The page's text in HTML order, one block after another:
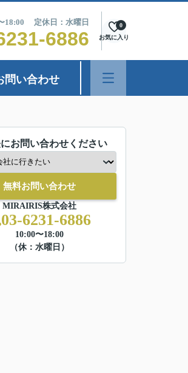
18:00 定休日：水曜日
6886 お気に入り
0
問い合わせ
お問い合わせください
無料お問い合わせ
MIRAIRIS株式会社
03-6231-6886
10:00〜18:00
（休：水曜日）